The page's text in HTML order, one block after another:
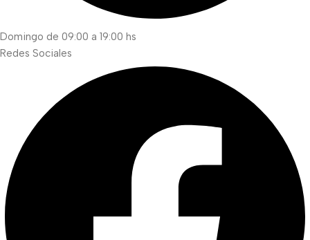
Domingo de 09:00 a 19:00 hs
Redes Sociales